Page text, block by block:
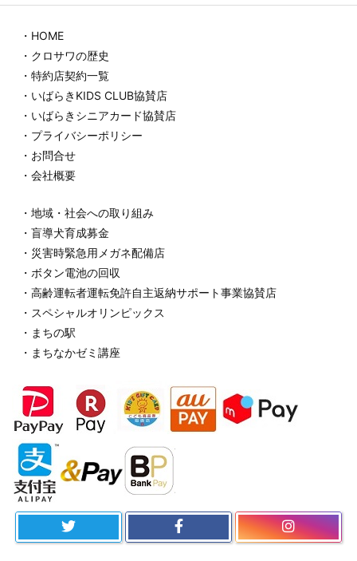
・HOME
・クロサワの歴史
・特約店契約一覧
・いばらきKIDS CLUB協賛店
・いばらきシニアカード協賛店
・プライバシーポリシー
・お問合せ
・会社概要
・地域・社会への取り組み
・盲導犬育成募金
・災害時緊急用メガネ配備店
・ボタン電池の回収
・高齢運転者運転免許自主返納サポート事業協賛店
・スペシャルオリンピックス
・まちの駅
・まちなかゼミ講座